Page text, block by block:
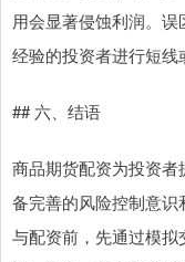
用会显著侵蚀利润。
经验的投资者进行短线
## 六、结语
商品期货配资为投资
备完善的风险控制意
与配资前，先通过模